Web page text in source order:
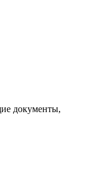
документы,